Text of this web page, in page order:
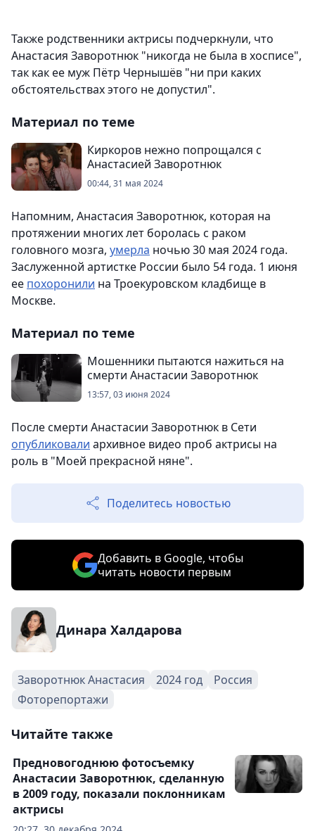
Также родственники актрисы подчеркнули, что
Анастасия Заворотнюк "никогда не была в хосписе",
так как ее муж Пётр Чернышёв "ни при каких
обстоятельствах этого не допустил".
Материал по теме
Киркоров нежно попрощался с
Анастасией Заворотнюк
00:44, 31 мая 2024
Напомним, Анастасия Заворотнюк, которая на
протяжении многих лет боролась с раком
головного мозга, умерла ночью 30 мая 2024 года.
Заслуженной артистке России было 54 года. 1 июня
ее похоронили на Троекуровском кладбище в
Москве.
Материал по теме
Мошенники пытаются нажиться на
смерти Анастасии Заворотнюк
13:57, 03 июня 2024
После смерти Анастасии Заворотнюк в Сети
опубликовали архивное видео проб актрисы на
роль в "Моей прекрасной няне".
Поделитесь новостью
Добавить в Google, чтобы
читать новости первым
Динара Халдарова
Заворотнюк Анастасия 2024 год
Россия
Фоторепортажи
Читайте также
Предновогоднюю фотосъемку
Анастасии Заворотнюк, сделанную
в 2009 году, показали поклонникам
актрисы